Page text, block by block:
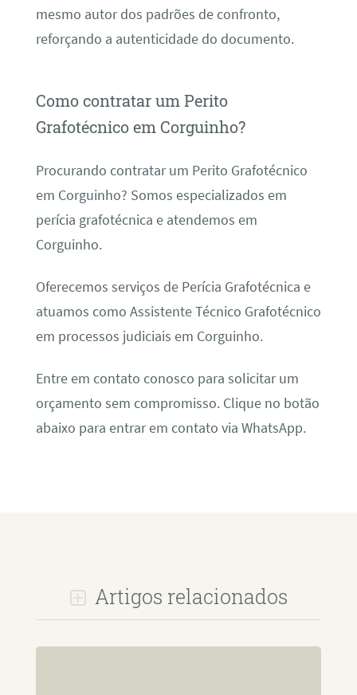
mesmo autor dos padrões de confronto,
reforçando a autenticidade do documento.
Como contratar um Perito
Grafotécnico em Corguinho?
Procurando contratar um Perito Grafotécnico
em Corguinho? Somos especializados em
perícia grafotécnica e atendemos em
Corguinho.
Oferecemos serviços de Perícia Grafotécnica e
atuamos como Assistente Técnico Grafotécnico
em processos judiciais em Corguinho.
Entre em contato conosco para solicitar um
orçamento sem compromisso. Clique no botão
abaixo para entrar em contato via WhatsApp.
Artigos relacionados